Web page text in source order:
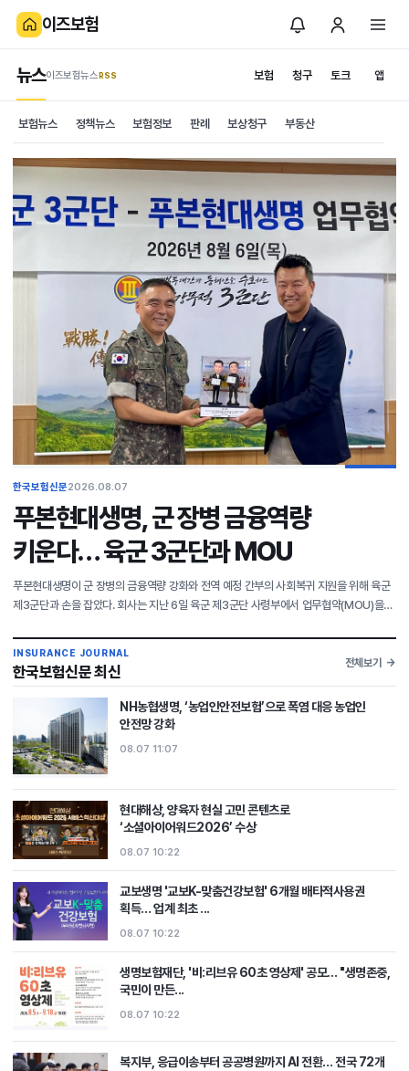
이즈보험
보험 청구
뉴스이즈보험뉴스.RSS 토크 앱
보험뉴스 정책뉴스 보험정보 판례 보상청구 부동산
한국보험신문2026.08.07
푸본현대생명, 군 장병 금융역량
키운다… 육군 3군단과 MOU
푸본현대생명이 군 장병의 금융역량 강화와 전역 예정 간부의 사회복귀 지원을 위해 육군
제3군단과 손을 잡았다. 회사는 지난 6일 육군 제3군단 사령부에서 업무협약(MOU)을
제3군단장을 비롯해
INSURANCE JOURNAL
한국보험신문 최신
전체보기
NH농협생명, ‘농업인안전보험’으로 폭염 대응 농업인
안전망 강화
08.07 11:07
현대해상, 양육자 현실 고민 콘텐츠로
‘소셜아이어워드2026’ 수상
08.07 10:22
교보생명 '교보K-맞춤건강보험' 6개월 배타적사용권
획득… 업계 최초 ...
08.07 10:22
생명보험재단, '비:리브유 60초 영상제' 공모… "생명존중,
국민이 만든...
08.07 10:22
복지부, 응급이송부터 공공병원까지 AI 전환… 전국 72개